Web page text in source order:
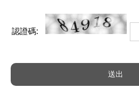
認證碼: